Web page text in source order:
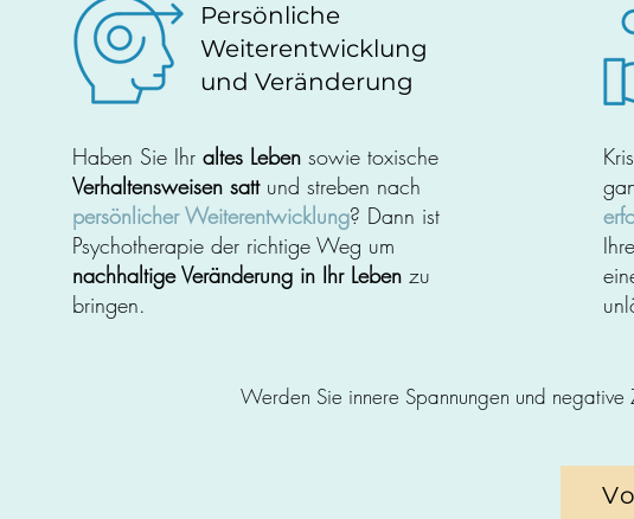
Persönliche
Weiterentwicklung
und Veränderung
Haben Sie Ihr altes Lebensowie toxische
Verhaltensweisen satt und streben nach
persönlicher Weiterentwicklung? Dann ist
Psychotherapie der richtige Weg um
nachhaltige Veränderung in Ihr Lebenzu
bringen.
Ihre
Werden Sie innere Spannungen und negative